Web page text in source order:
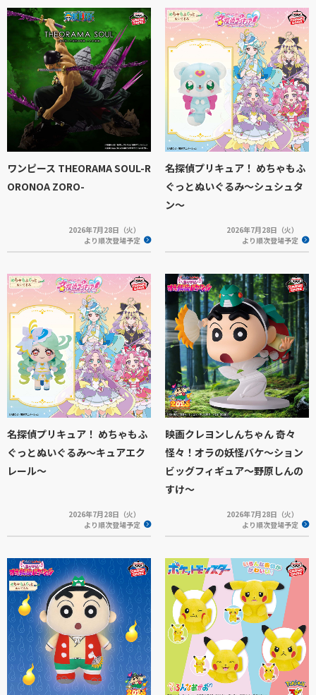
ワンピース THEORAMA SOUL-R
ORONOA ZORO-
2026年7月28日（火）
より順次登場予定
名探偵プリキュア！ めちゃもふ
ぐっとぬいぐるみ～シュシュタ
ン～
2026年7月28日（火）
より順次登場予定
名探偵プリキュア！ めちゃもふ
ぐっとぬいぐるみ～キュアエク
レール～
2026年7月28日（火）
より順次登場予定
映画クレヨンしんちゃん 奇々
怪々！オラの妖怪バケ～ション
ビッグフィギュア～野原しんの
すけ～
2026年7月28日（火）
より順次登場予定